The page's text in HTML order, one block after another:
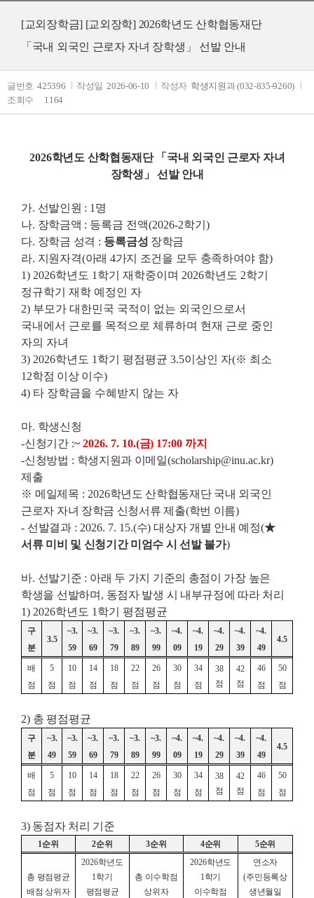
[교외장학금] [교외장학] 2026학년도 산학협동재단
「국내 외국인 근로자 자녀 장학생」 선발 안내
글번호 425396 작성일 2026-06-10 작성자 학생지원과 (032-835-9260)
조회수
1164
2026학년도 산학협동재단「국내 외국인 근로자 자녀
장학생」 선발 안내
가. 선발인원 : 1 명
나. 장학금액 : 등록금 전액(2026-2학기)
다. 장학금 성격 : 등록금성 장학금
라. 지원자격(아래 4가지 조건을 모두 충족하여야 함)
1) 2026학년도 1학기 재학중이며 2026학년도 2학기
정규학기 재학 예정인 자
2) 부모가 대한민국 국적이 없는 외국인으로서
국내에서 근로를 목적으로 체류하며 현재 근로 중인
자의 자녀
3) 2026학년도 1학기 평점평균 3.5이상인 자(※ 최소
12학점 이상 이수)
4) 타 장학금을 수혜받지 않는 자
마. 학생신청
-신청기간 :~ 2026. 7. 10.(금) 17:00까지
-신청방법 : 학생지원과 이메일(scholarship@inu.ac.kr)
제출
※ 메일제목 : 2026학년도 산학협동재단 국내 외국인
근로자 자녀 장학금 신청서류 제출(학번 이름)
- 선발결과 : 2026. 7. 15.(수)대상자 개별 안내 예정(★
서류 미비 및 신청기간 미엄수 시 선발 불가)
바. 선발기준 : 아래 두 가지 기준의 총점이 가장 높은
학생을 선발하며 , 동점자 발생 시 내부규정에 따라 처리
1) 2026학년도 1학기 평점평균
구
분
3.5
~3.
59
~3.
69
~3.
79
~3.
89
~3.
99
~4.
09
~4.
19
~4.
29
~4.
39
~4.
49
4.5
배
점
5
점
10
점
14
점
18
점
22
점
26
점
30
점
34
점
38
점
42
점
46
점
50
점
2) 총 평점평균
구
분
~3.
49
~3.
59
~3.
69
~3.
79
~3.
89
~3.
99
~4.
09
~4.
19
~4.
29
~4.
39
~4.
49
4.5
배
점
5
점
10
점
14
점
18
점
22
점
26
점
30
점
34
점
38
점
42
점
46
점
50
점
3) 동점자 처리 기준
1순위 2순위 3순위 4순위 5순위
총 평점평균
배점 상위자
2026학년도
1학기
평점평균
총 이수학점
상위자
2026학년도
1학기
이수학점
연소자
(주민등록상
생년월일